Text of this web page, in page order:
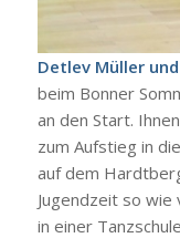
Detlev Müller
beim Bonner
an den Start.
zum Aufstieg in
auf dem
Jugendzeit so
in einer